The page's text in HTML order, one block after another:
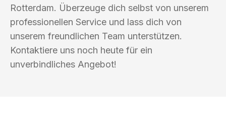
Rotterdam. Überzeuge dich selbst von unserem
professionellen Service und lass dich von
unserem freundlichen Team unterstützen.
Kontaktiere uns noch heute für ein
unverbindliches Angebot!